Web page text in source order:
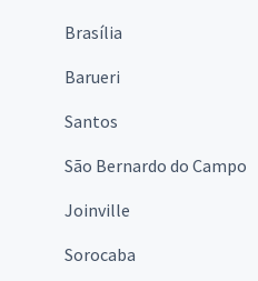
Brasília
Barueri
Santos
São Bernardo do Campo
Joinville
Sorocaba